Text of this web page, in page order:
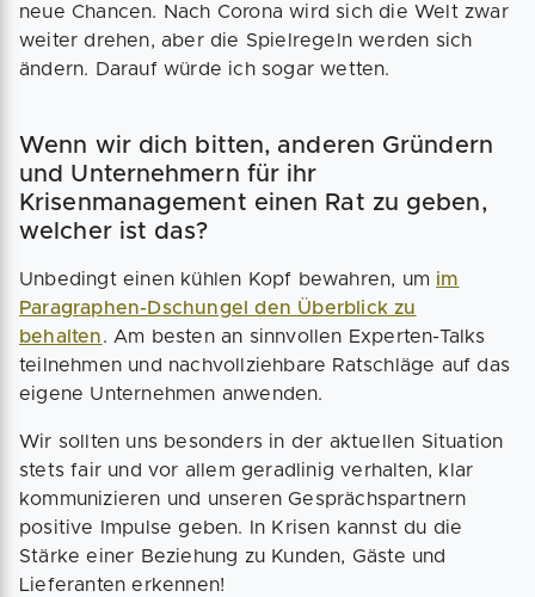
neue Chancen. Nach Corona wird sich die Welt zwar
weiter drehen, aber die Spielregeln werden sich
ändern. Darauf würde ich sogar wetten.
Wenn wir dich bitten, anderen Gründern
und Unternehmern für ihr
Krisenmanagement einen Rat zu geben,
welcher ist das?
Unbedingt einen kühlen Kopf bewahren, um im
Paragraphen-Dschungel den Überblick zu
behalten. Am besten an sinnvollen Experten-Talks
teilnehmen und nachvollziehbare Ratschläge auf das
eigene Unternehmen anwenden.
Wir sollten uns besonders in der aktuellen Situation
stets fair und vor allem geradlinig verhalten, klar
kommunizieren und unseren Gesprächspartnern
positive Impulse geben. In Krisen kannst du die
Stärke einer Beziehung zu Kunden, Gäste und
Lieferanten erkennen!